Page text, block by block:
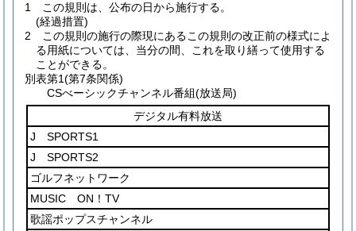
1
この規則は、公布の日から施行する。
(経過措置)
2
この規則の施行の際現にあるこの規則の改正前の様式によ
る用紙については、当分の間、これを取り繕って使用する
ことができる。
別表第1(第7条関係)
CSべーシックチャンネル番組(放送局)
デジタル有料放送
J SPORTS1
J SPORTS2
ゴルフネットワーク
MUSIC ON！TV
歌謡ポップスチャンネル